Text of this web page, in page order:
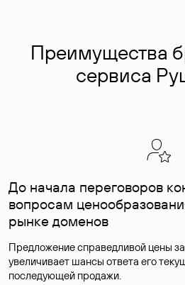
Преимущества
сервиса
До начала переговоров
вопросам
рынке доменов
Предложение справедливой цены
увеличивает шансы ответа его
последующей продажи.